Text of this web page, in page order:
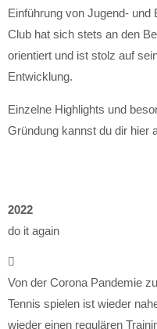
Einführung von Jugend-
Club hat sich stets an den
orientiert und ist stolz auf
Entwicklung.
Einzelne Highlights und
Gründung kannst du dir hier
2022
do it again
Von der Corona Pandemie
Tennis spielen ist wieder
wieder einen regulären